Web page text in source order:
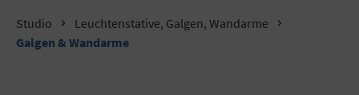
Studio
Leuchtenstative, Galgen, Wandarme
Galgen & Wandarme